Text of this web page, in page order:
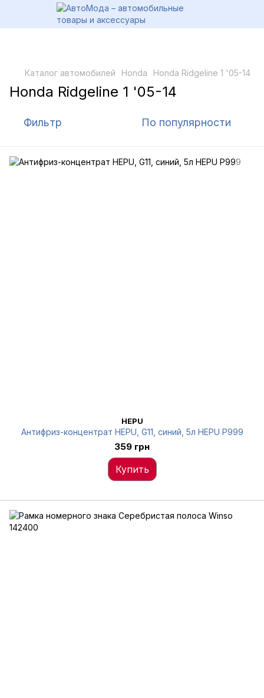
Каталог автомобилей Honda Honda Ridgeline 1 '05-14
Honda Ridgeline 1 '05-14
Фильтр По популярности
HEPU
Антифриз-концентрат HEPU, G11, синий, 5л HEPU P999
359 грн
Купить